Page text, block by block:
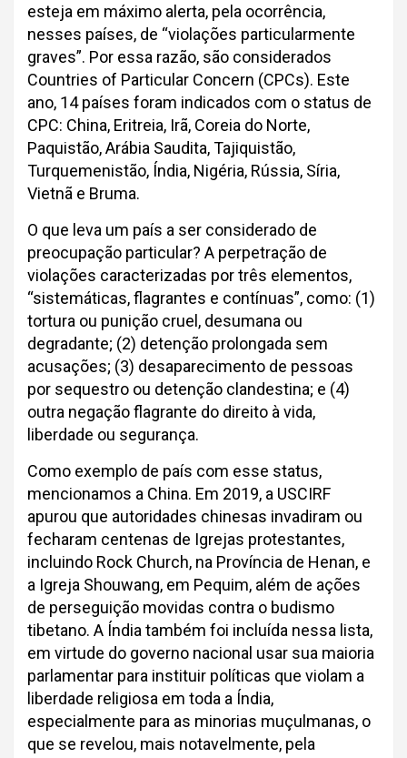
esteja em máximo alerta, pela ocorrência,
nesses países, de “violações particularmente
graves”. Por essa razão, são considerados
Countries of Particular Concern (CPCs). Este
ano, 14 países foram indicados com o status de
CPC: China, Eritreia, Irã, Coreia do Norte,
Paquistão, Arábia Saudita, Tajiquistão,
Turquemenistão, Índia, Nigéria, Rússia, Síria,
Vietnã e Bruma.
O que leva um país a ser considerado de
preocupação particular? A perpetração de
violações caracterizadas por três elementos,
“sistemáticas, flagrantes e contínuas”, como: (1)
tortura ou punição cruel, desumana ou
degradante; (2) detenção prolongada sem
acusações; (3) desaparecimento de pessoas
por sequestro ou detenção clandestina; e (4)
outra negação flagrante do direito à vida,
liberdade ou segurança.
Como exemplo de país com esse status,
mencionamos a China. Em 2019, a USCIRF
apurou que autoridades chinesas invadiram ou
fecharam centenas de Igrejas protestantes,
incluindo Rock Church, na Província de Henan, e
a Igreja Shouwang, em Pequim, além de ações
de perseguição movidas contra o budismo
tibetano. A Índia também foi incluída nessa lista,
em virtude do governo nacional usar sua maioria
parlamentar para instituir políticas que violam a
liberdade religiosa em toda a Índia,
especialmente para as minorias muçulmanas, o
que se revelou, mais notavelmente, pela